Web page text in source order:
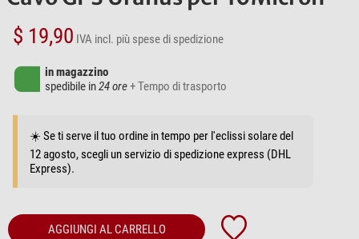
$ 19,90 IVA incl. più spese di spedizione
in magazzino
spedibile in24 ore+ Tempo di trasporto
☀️ Se ti serve il tuo ordine in tempo per l'eclissi solare del
12 agosto, scegli un servizio di spedizione express (DHL
Express).
AGGIUNGI AL CARRELLO